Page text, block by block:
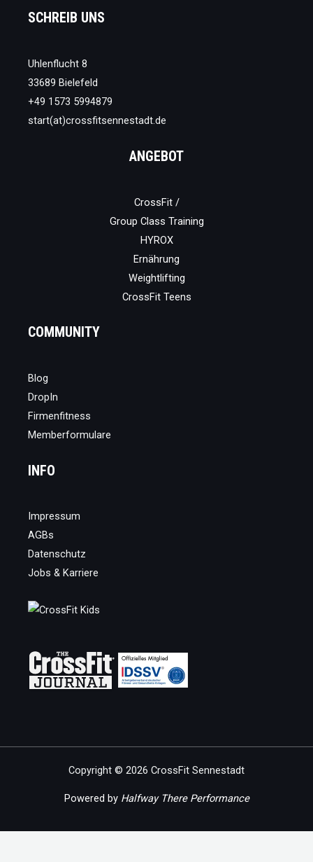
SCHREIB UNS
Uhlenflucht 8
33689 Bielefeld
+49 1573 5994879
start(at)crossfitsennestadt.de
ANGEBOT
CrossFit /
Group Class Training
HYROX
Ernährung
Weightlifting
CrossFit Teens
COMMUNITY
Blog
DropIn
Firmenfitness
Memberformulare
INFO
Impressum
AGBs
Datenschutz
Jobs & Karriere
Copyright © 2026 CrossFit Sennestadt
Powered by Halfway There Performance